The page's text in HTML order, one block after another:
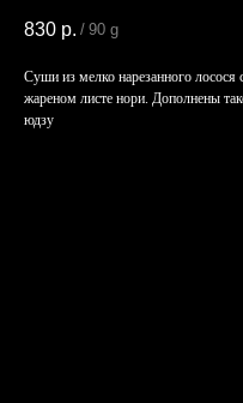
830 р. / 90 g
Суши из мелко нарезанного лосося
жареном листе нори. Дополнены
юдзу